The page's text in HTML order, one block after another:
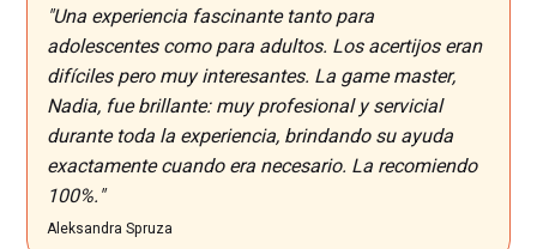
"Una experiencia fascinante tanto para
adolescentes como para adultos. Los acertijos eran
difíciles pero muy interesantes. La game master,
Nadia, fue brillante: muy profesional y servicial
durante toda la experiencia, brindando su ayuda
exactamente cuando era necesario. La recomiendo
100%."
Aleksandra Spruza